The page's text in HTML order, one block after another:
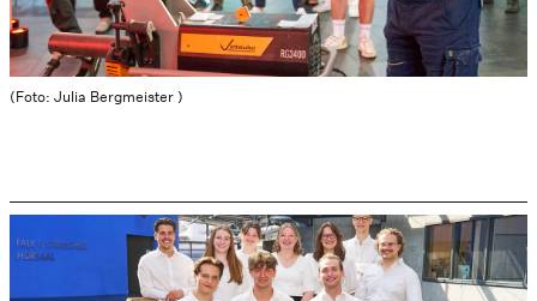
(Foto: Julia Bergmeister )